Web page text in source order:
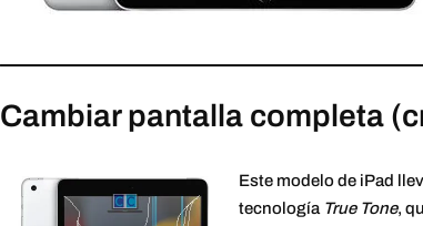
Cambiar pantalla completa
Este modelo de iPad
tecnología True Tone,